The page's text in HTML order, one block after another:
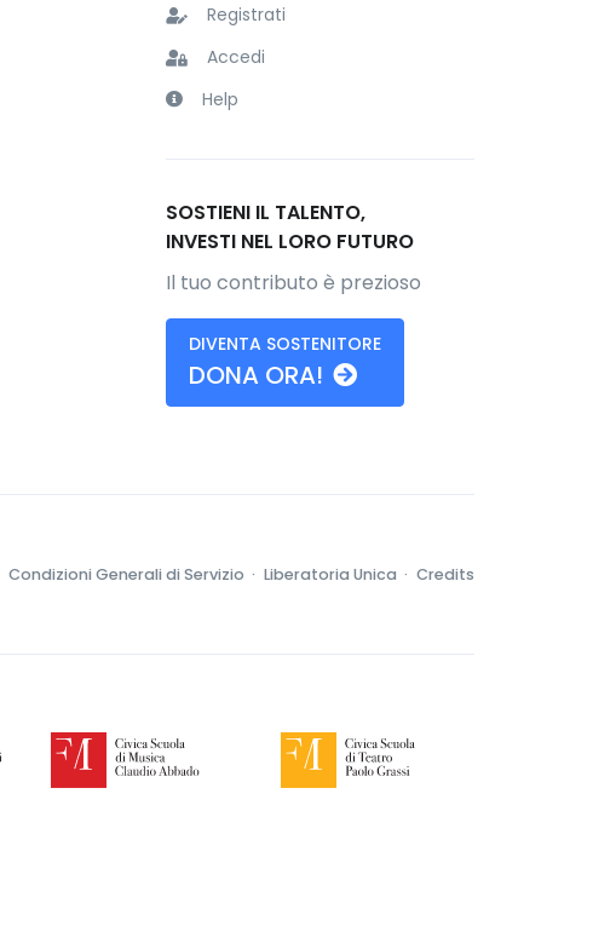
Registrati
Accedi
Help
SOSTIENI IL TALENTO,
INVESTI NEL LORO FUTURO
Il tuo contributo è prezioso
DIVENTA SOSTENITORE
DONA ORA!
Condizioni Generali di Servizio · Liberatoria Unica · Credits